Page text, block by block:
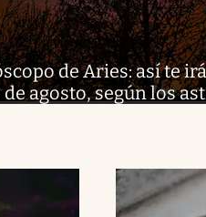
de Aries: así te
agosto, según los